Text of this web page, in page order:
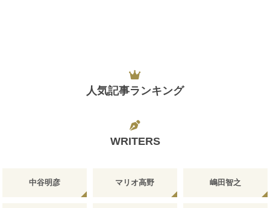
人気記事ランキング
WRITERS
中谷明彦 マリオ高野 嶋田智之